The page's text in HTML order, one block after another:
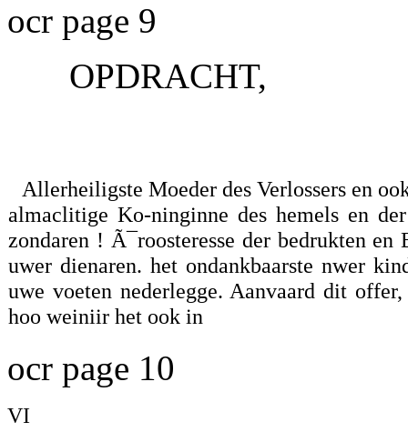
ocr page 9
OPDRACHT,
Allerheiligste Moeder des Verlossers en
almaclitige Ko-ninginne des hemels en
zondaren ! Ã¯roosteresse der bedrukten
uwer dienaren. het ondankbaarste nwer
uwe voeten nederlegge. Aanvaard dit
hoo weiniir het ook in
ocr page 10
VI